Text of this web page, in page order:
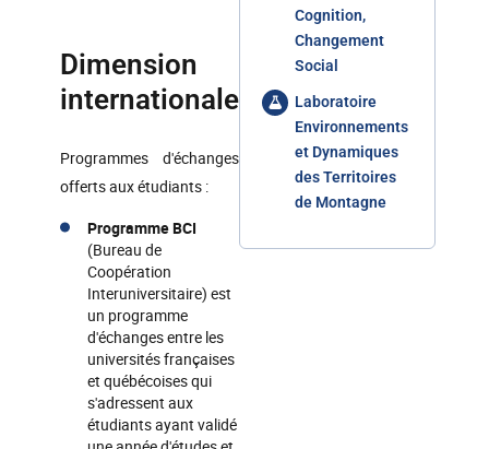
Dimension
internationale
Programmes d'échanges
offerts aux étudiants :
Programme BCI
(Bureau de
Coopération
Interuniversitaire) est
un programme
d'échanges entre les
universités françaises
et québécoises qui
s'adressent aux
étudiants ayant validé
Cognition,
Changement
Social
Laboratoire
Environnements
et Dynamiques
des Territoires
de Montagne